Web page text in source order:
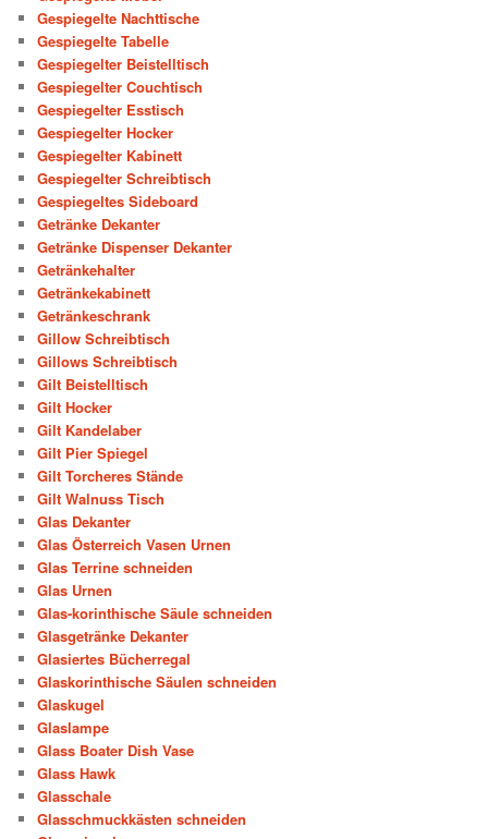
Gespiegelte Nachttische
Gespiegelte Tabelle
Gespiegelter Beistelltisch
Gespiegelter Couchtisch
Gespiegelter Esstisch
Gespiegelter Hocker
Gespiegelter Kabinett
Gespiegelter Schreibtisch
Gespiegeltes Sideboard
Getränke Dekanter
Getränke Dispenser Dekanter
Getränkehalter
Getränkekabinett
Getränkeschrank
Gillow Schreibtisch
Gillows Schreibtisch
Gilt Beistelltisch
Gilt Hocker
Gilt Kandelaber
Gilt Pier Spiegel
Gilt Torcheres Stände
Gilt Walnuss Tisch
Glas Dekanter
Glas Österreich Vasen Urnen
Glas Terrine schneiden
Glas Urnen
Glas-korinthische Säule schneiden
Glasgetränke Dekanter
Glasiertes Bücherregal
Glaskorinthische Säulen schneiden
Glaskugel
Glaslampe
Glass Boater Dish Vase
Glass Hawk
Glasschale
Glasschmuckkästen schneiden